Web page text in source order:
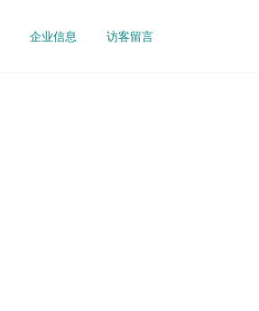
企业信息 访客留言